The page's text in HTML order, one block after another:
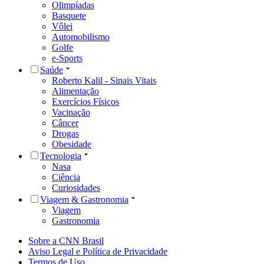
Olimpíadas
Basquete
Vôlei
Automobilismo
Golfe
e-Sports
Saúde
Roberto Kalil - Sinais Vitais
Alimentação
Exercícios Físicos
Vacinação
Câncer
Drogas
Obesidade
Tecnologia
Nasa
Ciência
Curiosidades
Viagem & Gastronomia
Viagem
Gastronomia
Sobre a CNN Brasil
Aviso Legal e Política de Privacidade
Termos de Uso